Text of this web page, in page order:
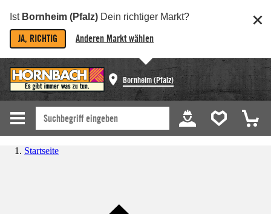
Ist Bornheim (Pfalz) Dein richtiger Markt?
JA, RICHTIG Anderen Markt wählen
Bornheim (Pfalz)
Startseite